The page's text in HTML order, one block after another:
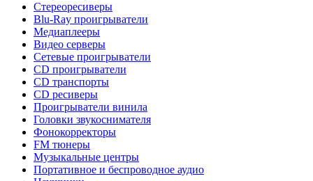
Стереоресиверы
Blu-Ray проигрыватели
Медиаплееры
Видео серверы
Сетевые проигрыватели
CD проигрыватели
CD транспорты
CD ресиверы
Проигрыватели винила
Головки звукоснимателя
Фонокорректоры
FM тюнеры
Музыкальные центры
Портативное и беспроводное аудио